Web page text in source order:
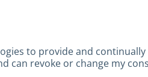
da habitação)
de